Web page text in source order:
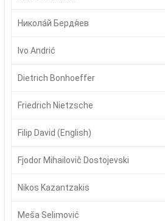
Никола́й Бердя́ев
Ivo Andrić
Dietrich Bonhoeffer
Friedrich Nietzsche
Filip David (English)
Fjodor Mihailovič Dostojevski
Nikos Kazantzakis
Meša Selimović